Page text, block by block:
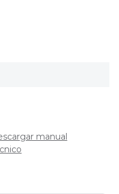
manual